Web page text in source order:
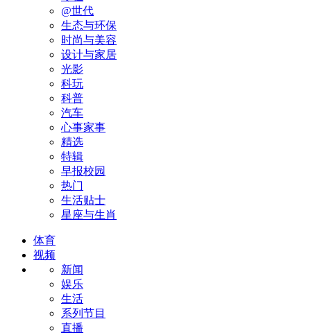
@世代
生态与环保
时尚与美容
设计与家居
光影
科玩
科普
汽车
心事家事
精选
特辑
早报校园
热门
生活贴士
星座与生肖
体育
视频
新闻
娱乐
生活
系列节目
直播